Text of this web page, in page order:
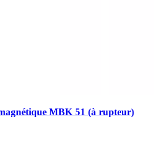
MBK 51 (à rupteur)